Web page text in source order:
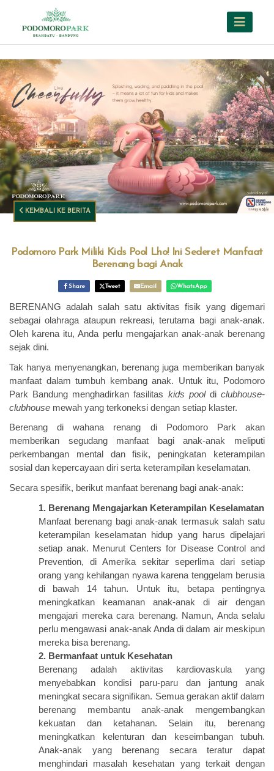
KEMBALI KE BERITA
Podomoro Park Miliki Kids Pool Lho! Ini Sederet Manfaat
Berenang bagi Anak
Share Tweet Email WhatsApp
BERENANG adalah salah satu aktivitas fisik yang digemari
sebagai olahraga ataupun rekreasi, terutama bagi anak-anak.
Oleh karena itu, Anda perlu mengajarkan anak-anak berenang
sejak dini.
Tak hanya menyenangkan, berenang juga memberikan banyak
manfaat dalam tumbuh kembang anak. Untuk itu, Podomoro
Park Bandung menghadirkan fasilitas kids pooldiclubhouse-
clubhouse mewah yang terkoneksi dengan setiap klaster.
Berenang di wahana renang di Podomoro Park akan
memberikan segudang manfaat bagi anak-anak meliputi
perkembangan mental dan fisik, peningkatan keterampilan
sosial dan kepercayaan diri serta keterampilan keselamatan.
Secara spesifik, berikut manfaat berenang bagi anak-anak:
1. Berenang Mengajarkan Keterampilan Keselamatan
Manfaat berenang bagi anak-anak termasuk salah satu
keterampilan keselamatan hidup yang harus dipelajari
setiap anak. Menurut Centers for Disease Control and
Prevention, di Amerika sekitar seperlima dari setiap
orang yang kehilangan nyawa karena tenggelam berusia
di bawah 14 tahun. Untuk itu, betapa pentingnya
meningkatkan keamanan anak-anak di air dengan
mengajari mereka cara berenang. Namun, Anda selalu
perlu mengawasi anak-anak Anda di dalam air meskipun
mereka bisa berenang.
2. Bermanfaat untuk Kesehatan
Berenang adalah aktivitas kardiovaskula yang
menyebabkan kondisi paru-paru dan jantung anak
meningkat secara signifikan. Semua gerakan aktif dalam
berenang membantu anak-anak mengembangkan
kekuatan dan ketahanan. Selain itu, berenang
meningkatkan kelenturan dan keseimbangan tubuh.
Anak-anak yang berenang secara teratur dapat
menghindari masalah kesehatan yang terkait dengan